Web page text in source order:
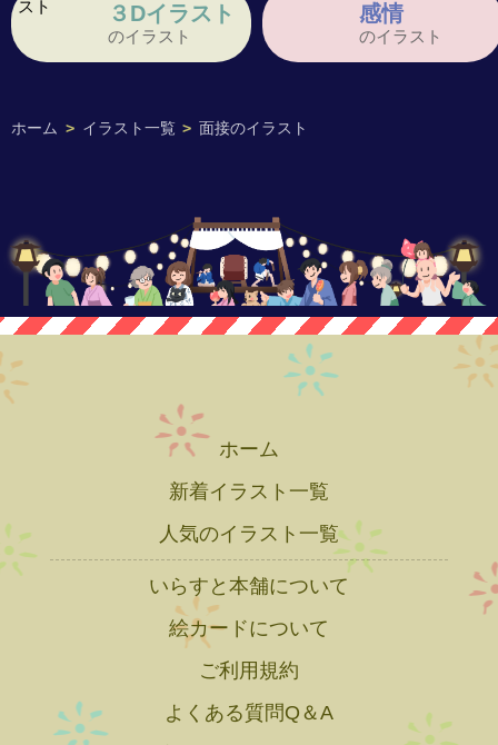
ホーム > イラスト一覧 > 面接のイラスト
３Dイラスト
のイラスト
感情
のイラスト
ホーム
新着イラスト一覧
人気のイラスト一覧
いらすと本舗について
絵カードについて
ご利用規約
よくある質問Q＆A